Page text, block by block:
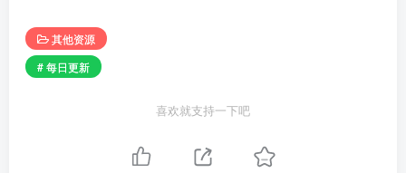
其他资源
# 每日更新
喜欢就支持一下吧